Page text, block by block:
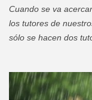
Cuando se va
los tutores de
sólo se hacen dos
hay que pedir una
tutorías es algo